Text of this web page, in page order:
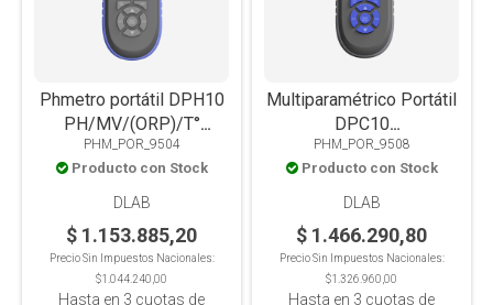
Phmetro portátil DPH10
PH/MV/(ORP)/T°
Pantalla Color
PHM_POR_9504
Producto con Stock
DLAB
$ 1.153.885,20
Precio Sin Impuestos Nacionales:
$1.044.240,00
Hasta en 3 cuotas de
Multiparamétrico Portátil
DPC10
PH/MV/(ORP)/COND/TDS/
Pantalla a Color
PHM_POR_9508
Producto con Stock
DLAB
$ 1.466.290,80
Precio Sin Impuestos Nacionales:
$1.326.960,00
Hasta en 3 cuotas de